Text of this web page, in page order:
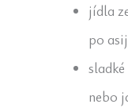
jídla
po
nebo